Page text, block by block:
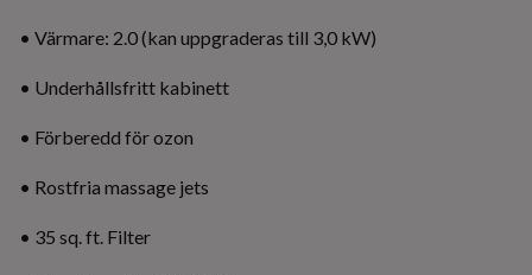
• Värmare: 2.0 (kan uppgraderas till 3,0 kW)
• Underhållsfritt kabinett
• Förberedd för ozon
• Rostfria massage jets
• 35 sq. ft. Filter